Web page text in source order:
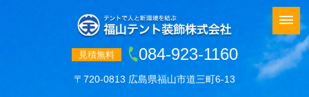
見積無料 084-923-1160
〒720-0813 広島県福山市道三町6-13